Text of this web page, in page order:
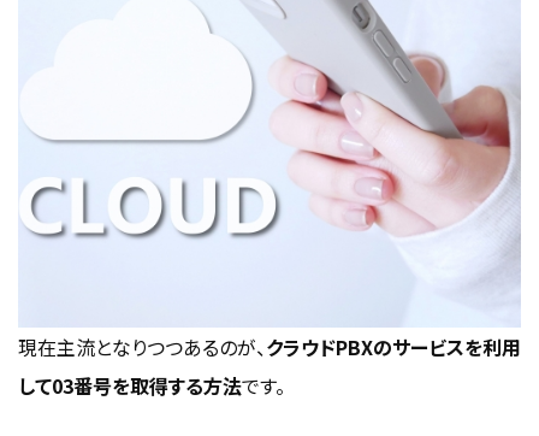
現在主流となりつつあるのが、クラウドPBXのサービスを利用
して03番号を取得する方法です。